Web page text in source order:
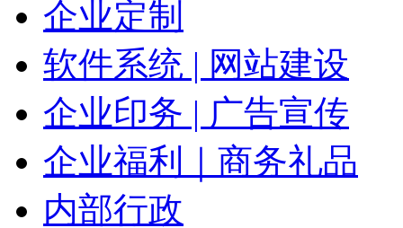
企业定制
软件系统 | 网站建设
企业印务 | 广告宣传
企业福利｜商务礼品
内部行政